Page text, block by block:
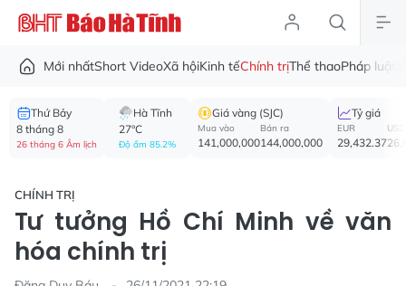
Mới nhấtShort VideoXã hộiKinh tếChính trịThể thaoPháp luật
Thứ Bảy
8 tháng 8
26 tháng 6 Âm lịch
Hà Tĩnh
27°C
Độ ẩm 85.2%
Giá vàng (SJC)
Mua vào
141,000,000
Bán ra
144,000,000
Tỷ giá
EUR
29,432.37
USD
CHÍNH TRỊ
Tư tưởng Hồ Chí Minh về văn
hóa chính trị